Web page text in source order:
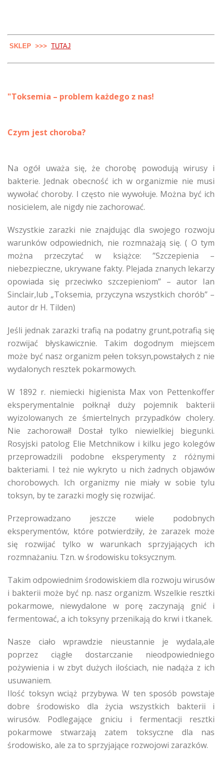
SKLEP >>> TUTAJ
"Toksemia – problem każdego z nas!
Czym jest choroba?
Na ogół uważa się, że chorobę powodują wirusy i
bakterie. Jednak obecność ich w organizmie nie musi
wywołać choroby. I często nie wywołuje. Można być ich
nosicielem, ale nigdy nie zachorować.
Wszystkie zarazki nie znajdując dla swojego rozwoju
warunków odpowiednich, nie rozmnażają się. ( O tym
można przeczytać w książce: ”Szczepienia –
niebezpieczne, ukrywane fakty. Plejada znanych lekarzy
opowiada się przeciwko szczepieniom” – autor Ian
Sinclair,lub „Toksemia, przyczyna wszystkich chorób” –
autor dr H. Tilden)
Jeśli jednak zarazki trafią na podatny grunt,potrafią się
rozwijać błyskawicznie. Takim dogodnym miejscem
może być nasz organizm pełen toksyn,powstałych z nie
wydalonych resztek pokarmowych.
W 1892 r. niemiecki higienista Max von Pettenkoffer
eksperymentalnie połknął duży pojemnik bakterii
wyizolowanych ze śmiertelnych przypadków cholery.
Nie zachorował! Dostał tylko niewielkiej biegunki.
Rosyjski patolog Elie Metchnikow i kilku jego kolegów
przeprowadzili podobne eksperymenty z różnymi
bakteriami. I też nie wykryto u nich żadnych objawów
chorobowych. Ich organizmy nie miały w sobie tylu
toksyn, by te zarazki mogły się rozwijać.
Przeprowadzano jeszcze wiele podobnych
eksperymentów, które potwierdziły, że zarazek może
się rozwijać tylko w warunkach sprzyjających ich
rozmnażaniu. Tzn. w środowisku toksycznym.
Takim odpowiednim środowiskiem dla rozwoju wirusów
i bakterii może być np. nasz organizm. Wszelkie resztki
pokarmowe, niewydalone w porę zaczynają gnić i
fermentować, a ich toksyny przenikają do krwi i tkanek.
Nasze ciało wprawdzie nieustannie je wydala,ale
poprzez ciągłe dostarczanie nieodpowiedniego
pożywienia i w zbyt dużych ilościach, nie nadąża z ich
usuwaniem.
Ilość toksyn wciąż przybywa. W ten sposób powstaje
dobre środowisko dla życia wszystkich bakterii i
wirusów. Podlegające gniciu i fermentacji resztki
pokarmowe stwarzają zatem toksyczne dla nas
środowisko, ale za to sprzyjające rozwojowi zarazków.